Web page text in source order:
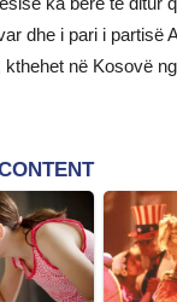
dhe i pari i partisë
kthehet në Kosovë